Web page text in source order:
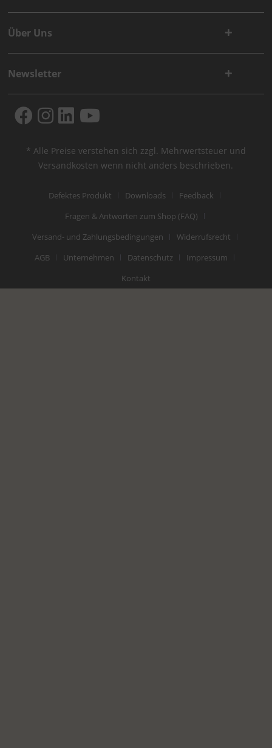
Über Uns
Newsletter
* Alle Preise verstehen sich zzgl. Mehrwertsteuer und
Versandkosten wenn nicht anders beschrieben.
Defektes Produkt Downloads
Feedback
Fragen & Antworten zum Shop (FAQ)
Versand- und Zahlungsbedingungen
Widerrufsrecht
AGB
Unternehmen Datenschutz
Impressum
Kontakt